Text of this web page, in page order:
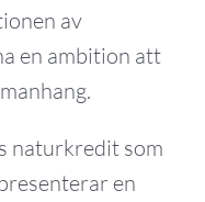
av
en ambition att
naturkredit som
en